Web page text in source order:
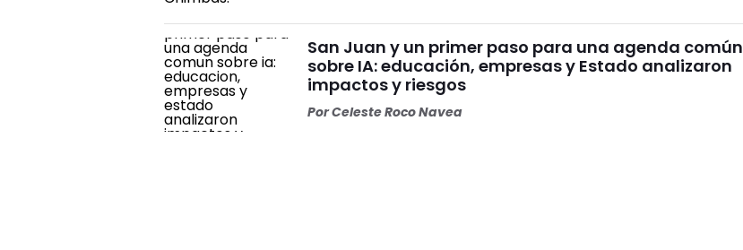
San Juan y un primer paso para una agenda común
sobre IA: educación, empresas y Estado analizaron
impactos y riesgos
PorCeleste Roco Navea